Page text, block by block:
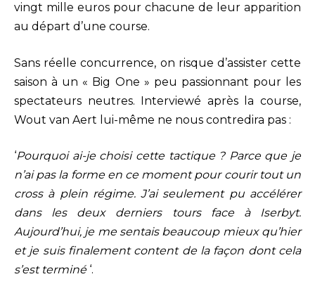
vingt mille euros pour chacune de leur apparition
au départ d’une course.
Sans réelle concurrence, on risque d’assister cette
saison à un « Big One » peu passionnant pour les
spectateurs neutres. Interviewé après la course,
Wout van Aert lui-même ne nous contredira pas :
‘Pourquoi ai-je choisi cette tactique ? Parce que je
n’ai pas la forme en ce moment pour courir tout un
cross à plein régime. J’ai seulement pu accélérer
dans les deux derniers tours face à Iserbyt.
Aujourd’hui, je me sentais beaucoup mieux qu’hier
et je suis finalement content de la façon dont cela
s’est terminé ‘.